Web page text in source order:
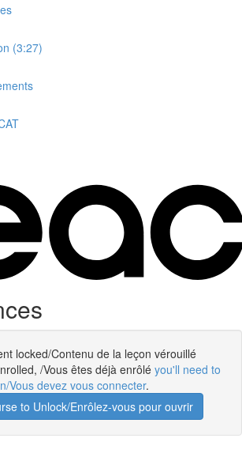
(3:27)
locked/Contenu de la leçon vérouillé
/Vous êtes déjà enrôlé you'll need to
Vous devez vous connecter.
to Unlock/Enrôlez-vous pour ouvrir